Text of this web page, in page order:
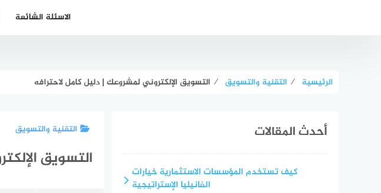
الاسئلة الشائعة
الرئيسية ⁄ التقنية والتسويق ⁄ التسويق الإلكتروني لمشروعك | دليل كامل لاحترافه
التقنية والتسويق
التسويق
أحدث المقالات
كيف تستخدم المؤسسات الاستثمارية خيارات
الفانيليا الإستراتيجية